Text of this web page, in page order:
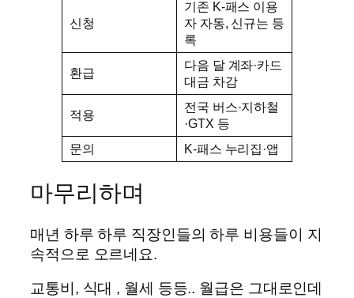
신청
기존 K-패스 이용
자 자동, 신규는 등
록
환급
다음 달 계좌·카드
대금 차감
적용
전국 버스·지하철
·GTX 등
문의
K-패스 누리집·앱
마무리하며
매년 하루 하루 직장인들의 하루 비용들이 지
속적으로 오르네요.
교통비, 식대 , 월세 등등.. 월급은 그대로인데